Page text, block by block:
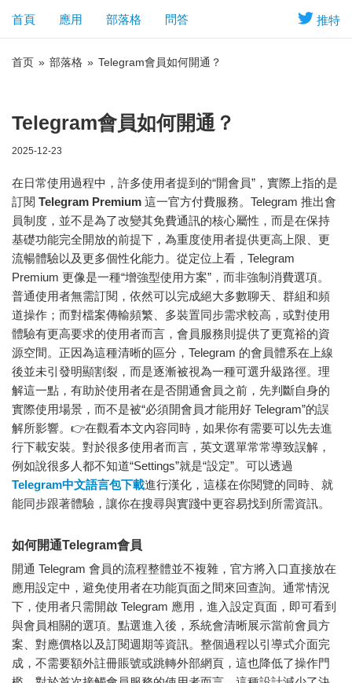
推特
首頁 應用 部落格 問答
首页 » 部落格 » Telegram會員如何開通？
Telegram會員如何開通？
2025-12-23
在日常使用過程中，許多使用者提到的“開會員”，實際上指的是
訂閱 Telegram Premium 這一官方付費服務。Telegram 推出會
員制度，並不是為了改變其免費通訊的核心屬性，而是在保持
基礎功能完全開放的前提下，為重度使用者提供更高上限、更
流暢體驗以及更多個性化能力。從定位上看，Telegram
Premium 更像是一種“增強型使用方案”，而非強制消費選項。
普通使用者無需訂閱，依然可以完成絕大多數聊天、群組和頻
道操作；而對檔案傳輸頻繁、多裝置同步需求較高，或對使用
體驗有更高要求的使用者而言，會員服務則提供了更寬裕的資
源空間。正因為這種清晰的區分，Telegram 的會員體系在上線
後並未引發明顯割裂，而是逐漸被視為一種可選升級路徑。理
解這一點，有助於使用者在是否開通會員之前，先判斷自身的
實際使用場景，而不是被“必須開會員才能用好 Telegram”的誤
解所影響。👉在觀看本文內容同時，如果你有需要可以先去進
行下載安裝。對於很多使用者而言，英文選單常常導致誤解，
例如說很多人都不知道“Settings”就是“設定”。可以透過
Telegram中文語言包下載進行漢化，這樣在你閱覽的同時、就
能同步跟著體驗，讓你在搜尋與實踐中更容易找到所需資訊。
如何開通Telegram會員
開通 Telegram 會員的流程整體並不複雜，官方將入口直接放在
應用設定中，避免使用者在功能頁面之間來回查詢。通常情況
下，使用者只需開啟 Telegram 應用，進入設定頁面，即可看到
與會員相關的選項。點選進入後，系統會清晰展示當前會員方
案、對應價格以及訂閱週期等資訊。整個過程以引導式介面完
成，不需要額外註冊賬號或跳轉外部網頁，這也降低了操作門